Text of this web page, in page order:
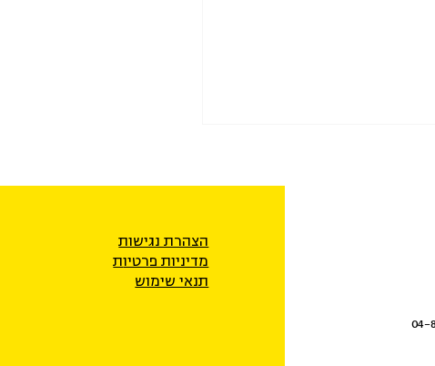
בטעות כשוהים במלונות
הצהרת נגישות
מדיניות פרטיות
תנאי שימוש